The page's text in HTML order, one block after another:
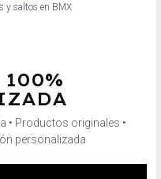
y saltos en BMX
100%
• Productos originales •
personalizada